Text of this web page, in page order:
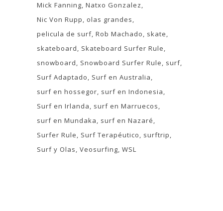
Mick Fanning Natxo Gonzalez
Nic Von Rupp
olas grandes
pelicula de surf Rob Machado
skate
skateboard
Skateboard Surfer Rule
snowboard
Snowboard Surfer Rule
surf
Surf Adaptado
Surf en Australia
surf en hossegor surf en Indonesia
Surf en Irlanda
surf en Marruecos
surf en Mundaka
surf en Nazaré
Surfer Rule
Surf Terapéutico
surftrip
Surf y Olas Veosurfing WSL